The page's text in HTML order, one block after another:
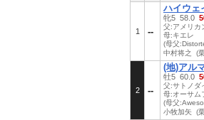
1
ハイウェ
牝5 58.0
父:アメリカ
母:キエレ
(母父
中村将之 (
2
(地)アル
牡5 60.0
父:サトノダ
母:オーサム
(母父
小牧加矢 (